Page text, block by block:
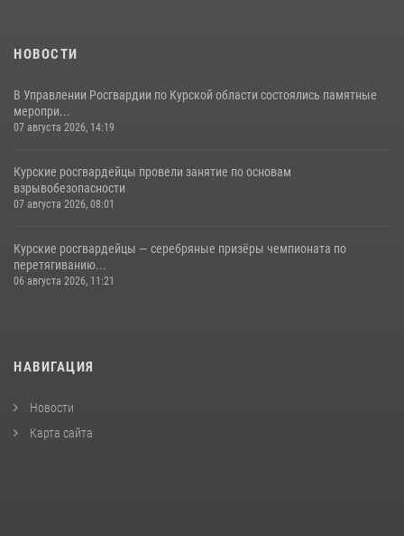
НОВОСТИ
В Управлении Росгвардии по Курской области состоялись памятные
меропри...
07 августа 2026, 14:19
Курские росгвардейцы провели занятие по основам
взрывобезопасности
07 августа 2026, 08:01
Курские росгвардейцы — серебряные призёры чемпионата по
перетягиванию...
06 августа 2026, 11:21
НАВИГАЦИЯ
Новости
Карта сайта